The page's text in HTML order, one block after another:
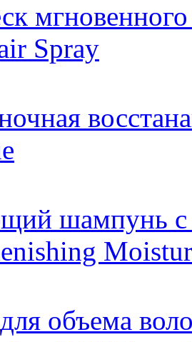
Spray
шампунь
объема